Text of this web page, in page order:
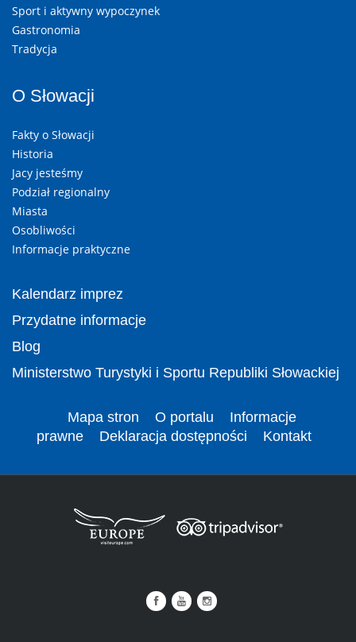
Sport i aktywny wypoczynek
Gastronomia
Tradycja
O Słowacji
Fakty o Słowacji
Historia
Jacy jesteśmy
Podział regionalny
Miasta
Osobliwości
Informacje praktyczne
Kalendarz imprez
Przydatne informacje
Blog
Ministerstwo Turystyki i Sportu Republiki Słowackiej
Mapa stron O portalu
Informacje
prawne
Deklaracja dostępności Kontakt